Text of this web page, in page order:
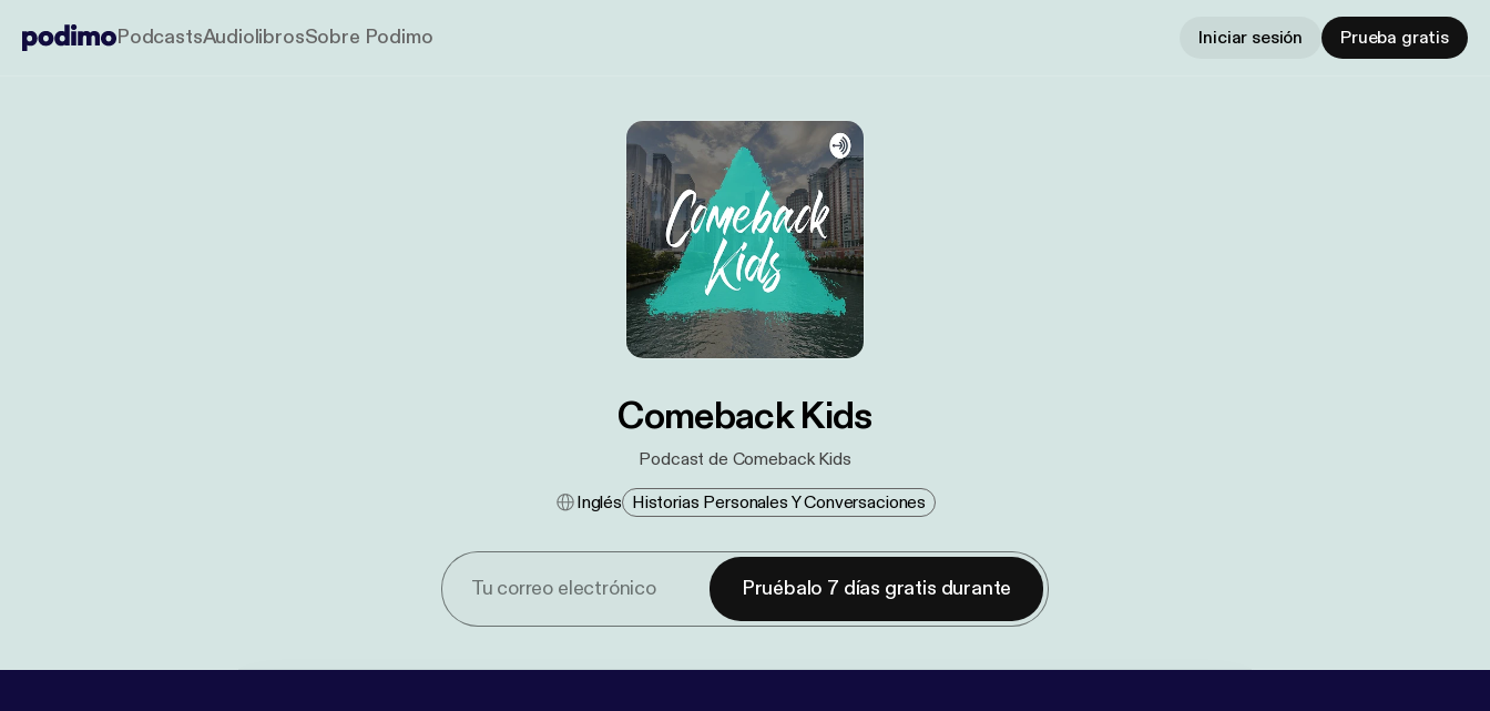
PodcastsAudiolibrosSobre Podimo Iniciar sesión Prueba gratis
Comeback Kids
Podcast de Comeback Kids
Inglés Historias Personales Y Conversaciones
Pruébalo 7 días gratis durante